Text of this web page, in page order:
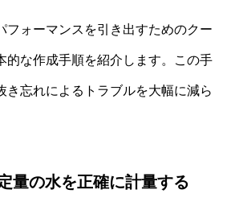
フォーマンスを引き出すためのクー
的な作成手順を紹介します。この手
き忘れによるトラブルを大幅に減ら
量の水を正確に計量する